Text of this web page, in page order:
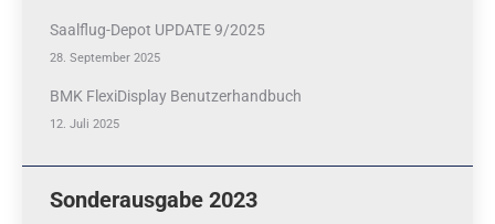
Saalflug-Depot UPDATE 9/2025
28. September 2025
BMK FlexiDisplay Benutzerhandbuch
12. Juli 2025
Sonderausgabe 2023